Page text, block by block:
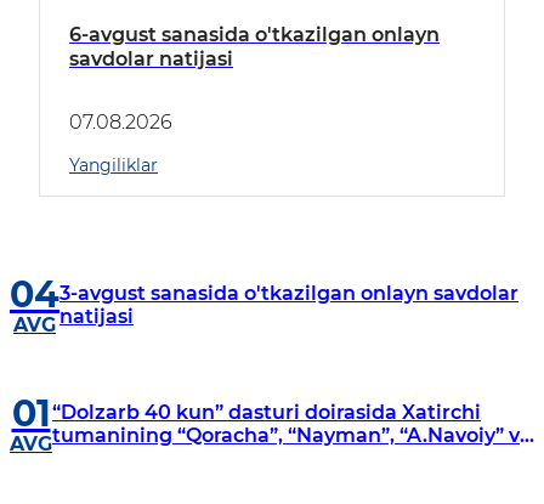
6-avgust sanasida o'tkazilgan onlayn
savdolar natijasi
07.08.2026
Yangiliklar
04
AVG
3-avgust sanasida o'tkazilgan onlayn savdolar
natijasi
01
AVG
“Dolzarb 40 kun” dasturi doirasida Xatirchi
tumanining “Qoracha”, “Nayman”, “A.Navoiy” va